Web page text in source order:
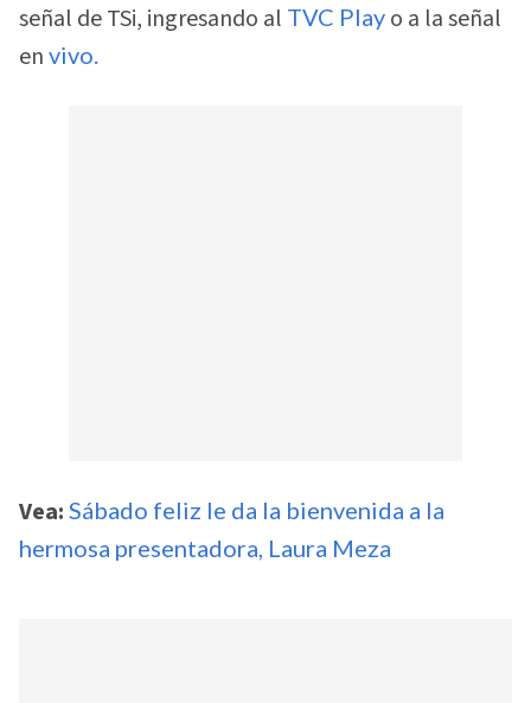
señal de TSi, ingresando al TVC Play o a la señal
en vivo.
Vea: Sábado feliz le da la bienvenida a la
hermosa presentadora, Laura Meza